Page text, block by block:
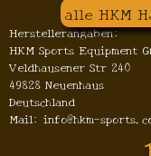
alle HKM
Herstellerangaben:
HKM Sports Equipment
Veldhausener Str 240
49828 Neuenhaus
Deutschland
Mail: info@hkm-